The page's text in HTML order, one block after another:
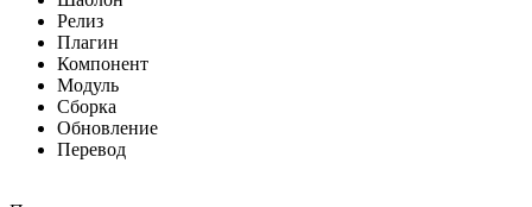
Релиз
Плагин
Компонент
Модуль
Сборка
Обновление
Перевод